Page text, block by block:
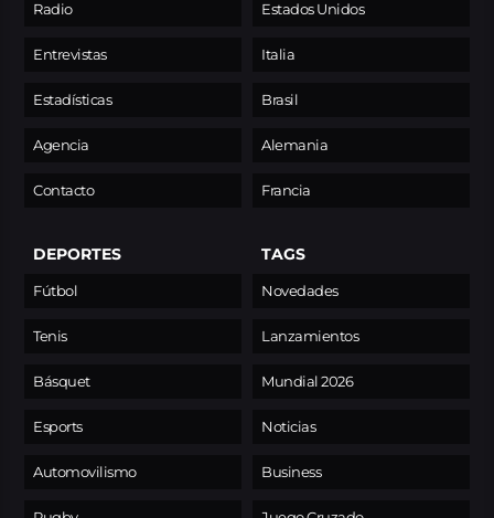
Radio
Entrevistas
Estadísticas
Agencia
Contacto
Estados Unidos
Italia
Brasil
Alemania
Francia
DEPORTES
Fútbol
Tenis
Básquet
Esports
Automovilismo
TAGS
Novedades
Lanzamientos
Mundial 2026
Noticias
Business